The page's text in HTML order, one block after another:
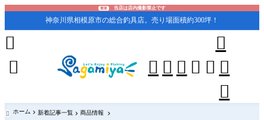
重要 当店は店内撮影禁止です
神奈川県相模原市の総合釣具店。売り場面積約300坪！
    





 ホーム 新着記事一覧 商品情報